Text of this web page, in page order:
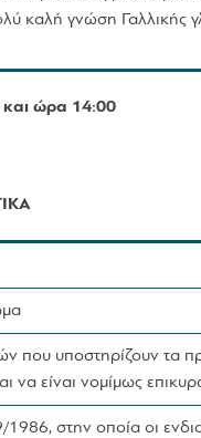
καλή γνώση Γαλλικής
ώρα 14:00
που υποστηρίζουν τα
να είναι νομίμως
στην οποία οι